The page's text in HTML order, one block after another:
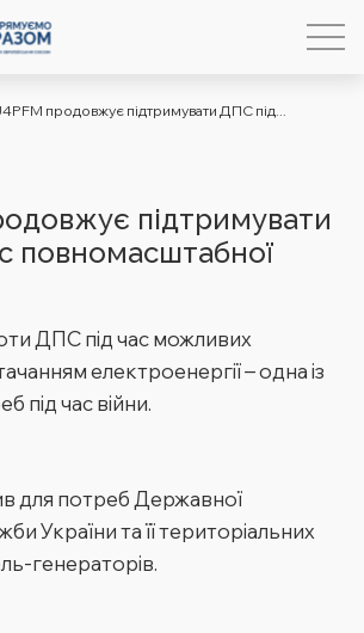
продовжує підтримувати ДПС під...
підтримувати
повномасштабної
ДПС під час можливих
електроенергії – одна із
під час війни.
для потреб Державної
України та її територіальних
генераторів.